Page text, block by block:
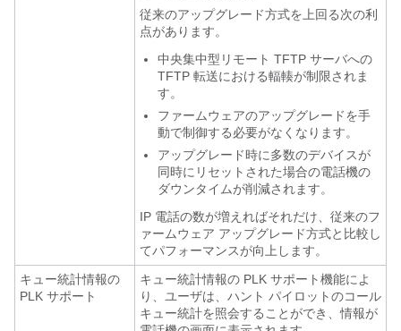
従来のアップグレード方式を上回る次の利
点があります。
中央集中型リモート TFTP サーバへの
TFTP 転送における輻輳が制限されま
す。
ファームウェアのアップグレードを手
動で制御する必要がなくなります。
アップグレード時に多数のデバイスが
同時にリセットされた場合の電話機の
ダウンタイムが削減されます。
IP 電話の数が増えればそれだけ、従来のフ
ァームウェア アップグレード方式と比較し
てパフォーマンスが向上します。
キュー統計情報の
PLK サポート
キュー統計情報の PLK サポート機能によ
り、ユーザは、ハント パイロットのコール
キュー統計を照会することができ、情報が